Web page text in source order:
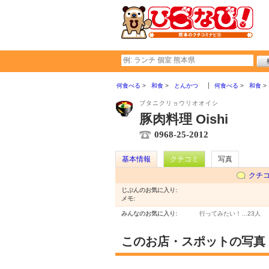
何食べる 和食 とんかつ 何食べる 和食
ブタニクリョウリオオイシ
豚肉料理 Oishi
0968-25-2012
基本情報 クチコミ
写真
クチ
じぶんのお気に入り:
メモ:
みんなのお気に入り: 行ってみたい！… 23人
このお店・スポットの写真